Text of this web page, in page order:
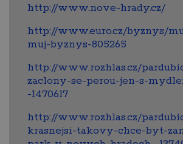
http://www.nove-hrady.cz/
http://www.euro.cz/byznys/
muj-byznys-805265
http://www.rozhlas.cz/
zaclony-se-perou-jen-s-
-1470617
http://www.rozhlas.cz/
krasnejsi-takovy-chce-byt-